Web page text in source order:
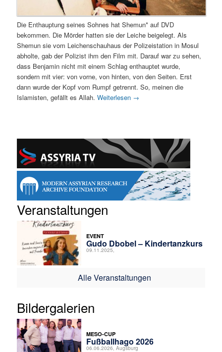
Die Enthauptung seines Sohnes hat Shemun* auf DVD
bekommen. Die Mörder hatten sie der Leiche beigelegt. Als
Shemun sie vom Leichenschauhaus der Polizeistation in Mosul
abholte, gab der Polizist ihm den Film mit. Darauf war zu sehen,
dass Benjamin nicht mit einem Schlag enthauptet wurde,
sondern mit vier: von vorne, von hinten, von den Seiten. Erst
dann wurde der Kopf vom Rumpf getrennt. So, meinen die
Islamisten, gefällt es Allah.Weiterlesen →
Veranstaltungen
EVENT
Gudo Dbobel – Kindertanzkurs
09.11.2025,
Alle Veranstaltungen
Bildergalerien
MESO-CUP
Fußballhago 2026
06.06.2026, Augsburg